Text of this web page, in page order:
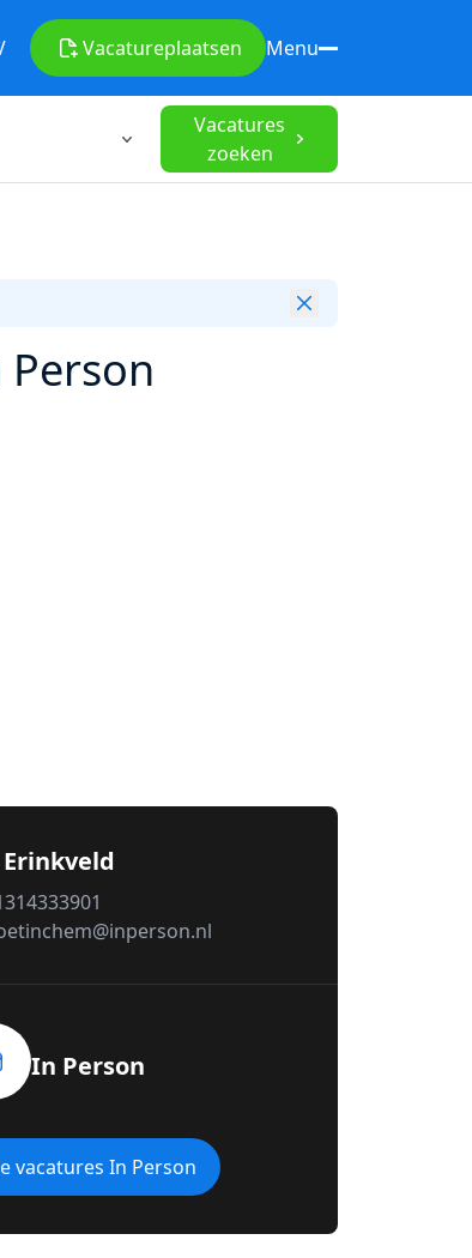
Vacatureplaatsen Menu
Vacatures
zoeken
Erinkveld
In Person
vacatures In Person